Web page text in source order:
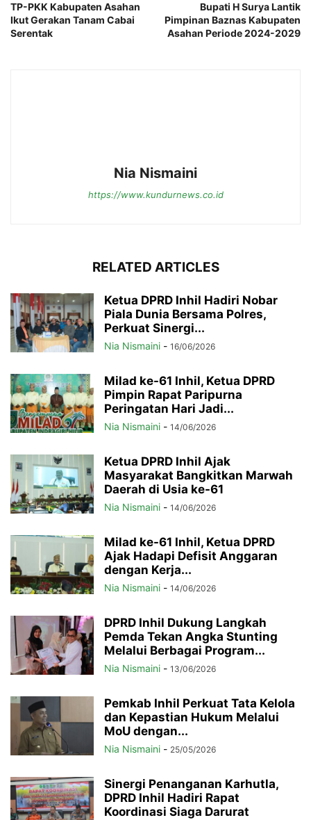
TP-PKK Kabupaten Asahan
Ikut Gerakan Tanam Cabai
Serentak
Bupati H Surya Lantik
Pimpinan Baznas Kabupaten
Asahan Periode 2024-2029
Nia Nismaini
https://www.kundurnews.co.id
RELATED ARTICLES
Ketua DPRD Inhil Hadiri Nobar
Piala Dunia Bersama Polres,
Perkuat Sinergi...
Nia Nismaini - 16/06/2026
Milad ke-61 Inhil, Ketua DPRD
Pimpin Rapat Paripurna
Peringatan Hari Jadi...
Nia Nismaini - 14/06/2026
Ketua DPRD Inhil Ajak
Masyarakat Bangkitkan Marwah
Daerah di Usia ke-61
Nia Nismaini - 14/06/2026
Milad ke-61 Inhil, Ketua DPRD
Ajak Hadapi Defisit Anggaran
dengan Kerja...
Nia Nismaini - 14/06/2026
DPRD Inhil Dukung Langkah
Pemda Tekan Angka Stunting
Melalui Berbagai Program...
Nia Nismaini - 13/06/2026
Pemkab Inhil Perkuat Tata Kelola
dan Kepastian Hukum Melalui
MoU dengan...
Nia Nismaini - 25/05/2026
Sinergi Penanganan Karhutla,
DPRD Inhil Hadiri Rapat
Koordinasi Siaga Darurat